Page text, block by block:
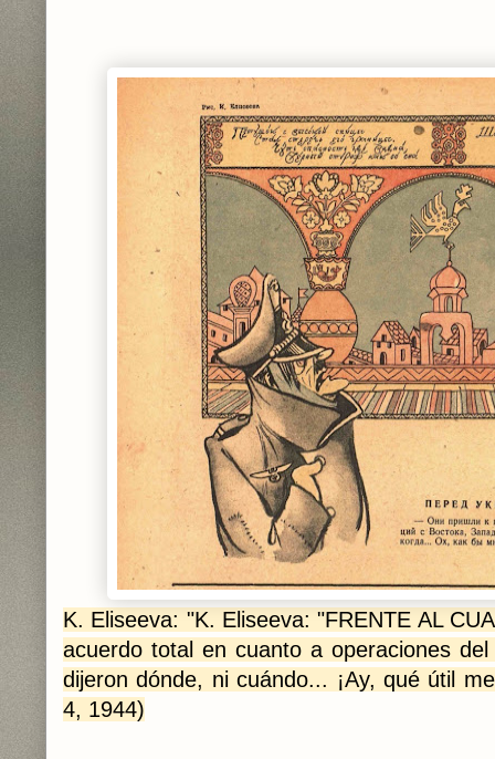
K. Eliseeva: "K. Eliseeva: "FRENTE AL
acuerdo total en cuanto a operaciones
dijeron dónde, ni cuándo... ¡Ay, qué útil
4, 1944)